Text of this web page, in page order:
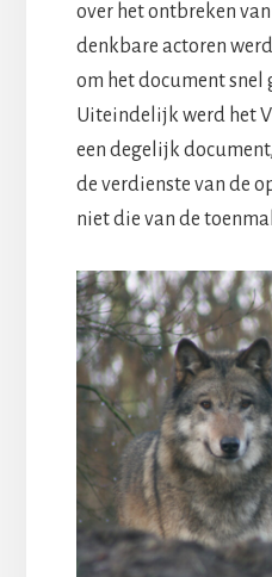
over het ontbreken
denkbare actoren
om het document snel
Uiteindelijk werd het
een degelijk
de verdienste van de
niet die van de